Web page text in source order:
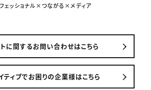
ェッショナル×つながる×メディア
に関するお問い合わせはこちら
ティブでお困りの企業様はこちら